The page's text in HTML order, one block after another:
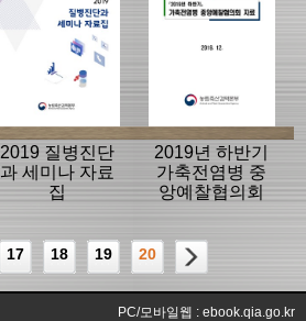
2019 질병진단
과 세미나 자료
집
2019년 하반기
가축전염병 중
앙예찰협의회
17 18 19 20
PC/모바일웹 : ebook.qia.go.kr